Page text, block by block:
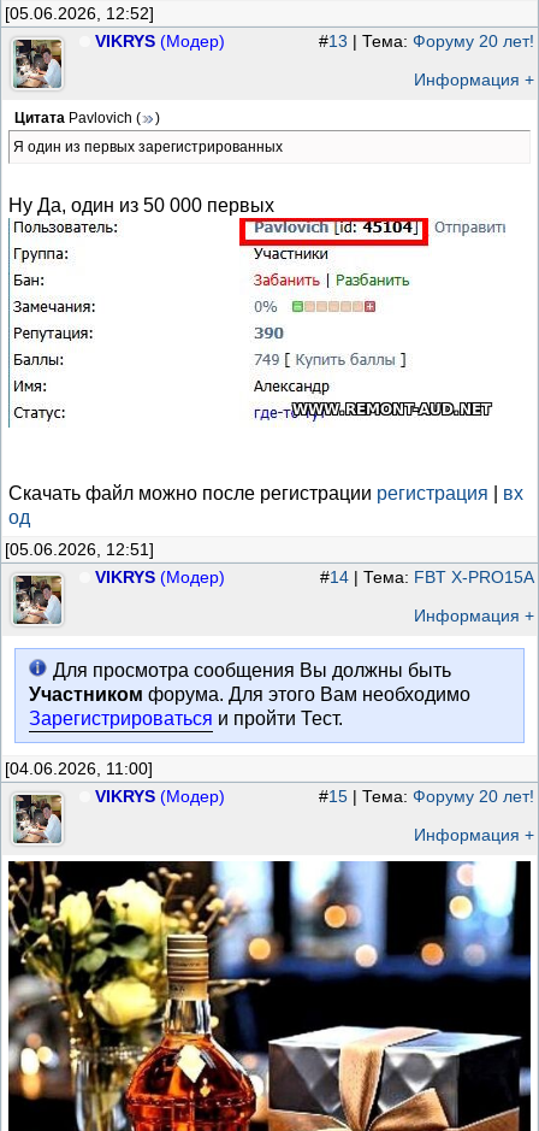
[05.06.2026, 12:52]
VIKRYS (Модер) #13 | Тема: Форуму 20 лет!
Информация +
Цитата Pavlovich (
)
Я один из первых зарегистрированных
Ну Да, один из 50 000 первых
Скачать файл можно после регистрации регистрация
вх
од
[05.06.2026, 12:51]
VIKRYS (Модер) #14 | Тема: FBT X-PRO15A
Информация +
Для просмотра сообщения Вы должны быть
Участником форума. Для этого Вам необходимо
Зарегистрироваться и пройти Тест.
[04.06.2026, 11:00]
VIKRYS (Модер) #15 | Тема: Форуму 20 лет!
Информация +